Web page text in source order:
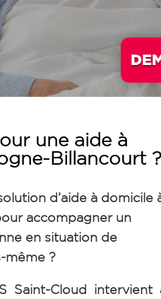
une aide à
Billancourt ?
d’aide à domicile
accompagner un
en situation de
même ?
Saint-Cloud intervient